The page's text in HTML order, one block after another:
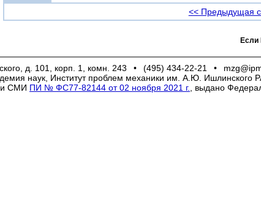
<< Предыдущая
Если
д. 101, корп. 1, комн. 243 • (495) 434-22-21 •
наук, Институт проблем механики им. А.Ю. Ишлинского
СМИ ПИ № ФС77-82144 от 02 ноября 2021 г.
, выдано